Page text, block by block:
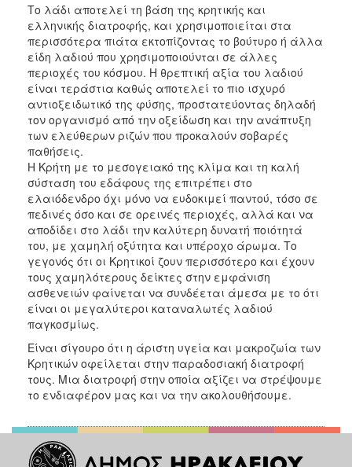
Το λάδι αποτελεί τη βάση της κρητικής και
ελληνικής διατροφής, και χρησιμοποιείται στα
περισσότερα πιάτα εκτοπίζοντας το βούτυρο ή άλλα
είδη λαδιού που χρησιμοποιούνται σε άλλες
περιοχές του κόσμου. Η θρεπτική αξία του λαδιού
είναι τεράστια καθώς αποτελεί το πιο ισχυρό
αντιοξειδωτικό της φύσης, προστατεύοντας δηλαδή
τον οργανισμό από την οξείδωση και την ανάπτυξη
των ελεύθερων ριζών που προκαλούν σοβαρές
παθήσεις.
Η Κρήτη με το μεσογειακό της κλίμα και τη καλή
σύσταση του εδάφους της επιτρέπει στο
ελαιόδενδρο όχι μόνο να ευδοκιμεί παντού, τόσο σε
πεδινές όσο και σε ορεινές περιοχές, αλλά και να
αποδίδει στο λάδι την καλύτερη δυνατή ποιότητά
του, με χαμηλή οξύτητα και υπέροχο άρωμα. Το
γεγονός ότι οι Κρητικοί ζουν περισσότερο και έχουν
τους χαμηλότερους δείκτες στην εμφάνιση
ασθενειών φαίνεται να συνδέεται άμεσα με το ότι
είναι οι μεγαλύτεροι καταναλωτές λαδιού
παγκοσμίως.
Είναι σίγουρο ότι η άριστη υγεία και μακροζωία των
Κρητικών οφείλεται στην παραδοσιακή διατροφή
τους. Μια διατροφή στην οποία αξίζει να στρέψουμε
το ενδιαφέρον μας και να την ακολουθήσουμε.